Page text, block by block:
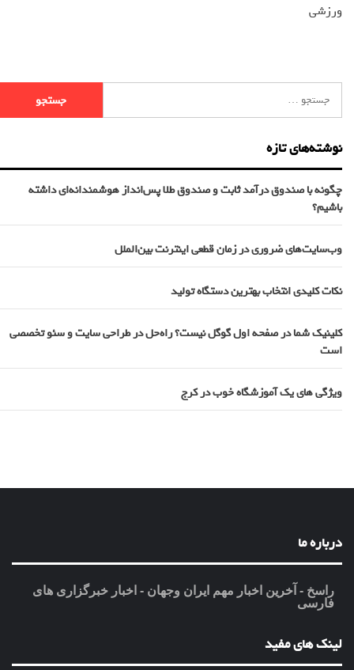
ورزشی
نوشته‌های تازه
چگونه با صندوق درآمد ثابت و صندوق طلا پس‌انداز هوشمندانه‌ای داشته
باشیم؟
وب‌سایت‌های ضروری در زمان قطعی اینترنت بین‌الملل
نکات کلیدی انتخاب بهترین دستگاه تولید
کلینیک شما در صفحه اول گوگل نیست؟ راه‌حل در طراحی سایت و سئو تخصصی
است
ویژگی های یک آموزشگاه خوب در کرج
درباره ما
راسخ - آخرین اخبار مهم ایران وجهان - اخبار خبرگزاری های
فارسی
لینک های مفید